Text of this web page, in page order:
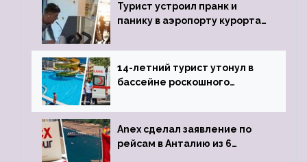
Турист устроил пранк и
панику в аэропорту курорта,
задержке рейса
14-летний турист утонул в
бассейне роскошного
Anex сделал заявление по
рейсам в Анталию из 6